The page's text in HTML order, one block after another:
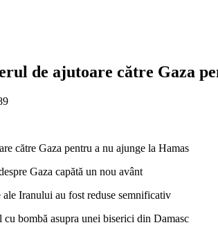
de ajutoare către Gaza
către Gaza pentru a nu ajunge la Hamas
Gaza capătă un nou avânt
Iranului au fost reduse semnificativ
bombă asupra unei biserici din Damasc